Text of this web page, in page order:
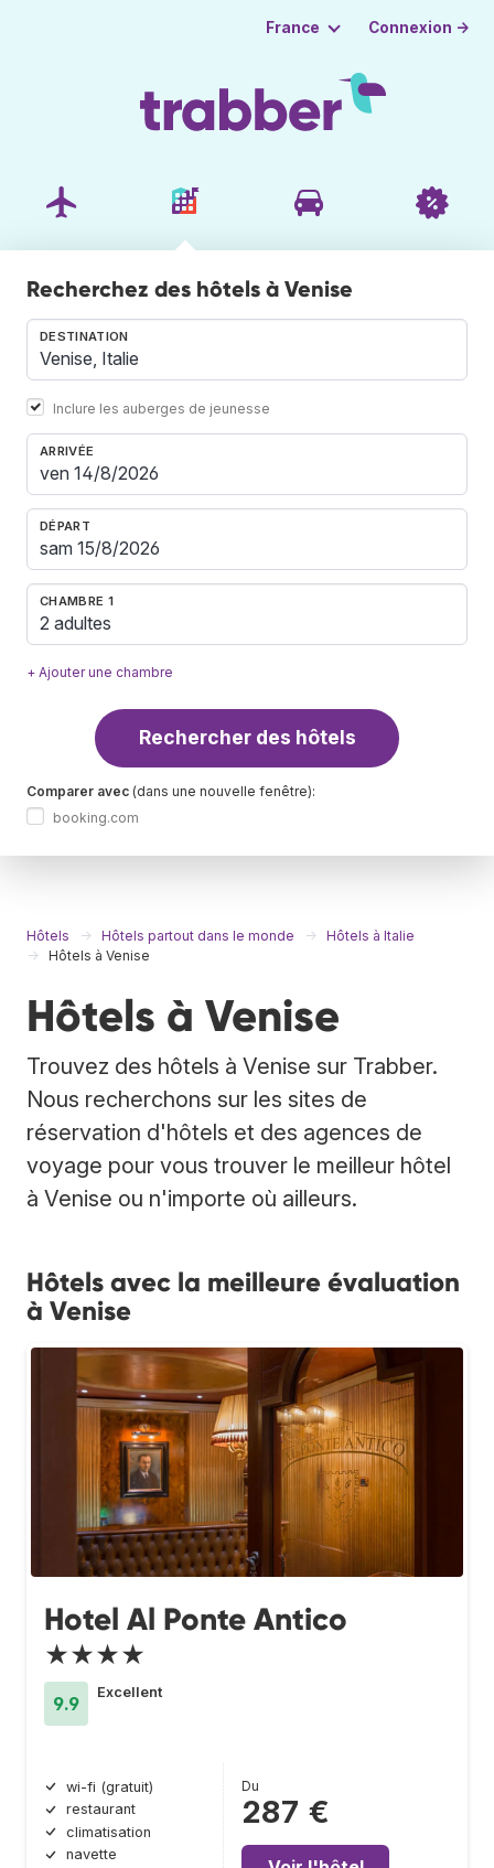
France Connexion →
Recherchez des hôtels à Venise
DESTINATION
Inclure les auberges de jeunesse
ARRIVÉE
DÉPART
CHAMBRE 1
2 adultes
+ Ajouter une chambre
Rechercher des hôtels
Comparer avec (dans une nouvelle fenêtre):
booking.com
Hôtels Hôtels partout dans le monde
Hôtels à Italie
Hôtels à Venise
Hôtels à Venise
Trouvez des hôtels à Venise sur Trabber.
Nous recherchons sur les sites de
réservation d'hôtels et des agences de
voyage pour vous trouver le meilleur hôtel
à Venise ou n'importe où ailleurs.
Hôtels avec la meilleure évaluation
à Venise
Hotel Al Ponte Antico
★★★★
9.9
Excellent
wi-fi (gratuit)
restaurant
climatisation
navette
Du
287 €